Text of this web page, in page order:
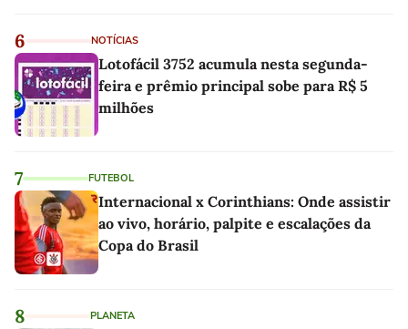
6 NOTÍCIAS
Lotofácil 3752 acumula nesta segunda-
feira e prêmio principal sobe para R$ 5
milhões
7 FUTEBOL
Internacional x Corinthians: Onde assistir
ao vivo, horário, palpite e escalações da
Copa do Brasil
8 PLANETA